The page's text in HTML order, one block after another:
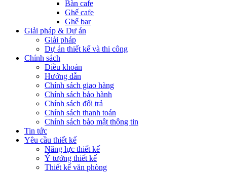
Bàn cafe
Ghế cafe
Ghế bar
Giải pháp & Dự án
Giải pháp
Dự án thiết kế và thi công
Chính sách
Điều khoản
Hướng dẫn
Chính sách giao hàng
Chính sách bảo hành
Chính sách đổi trả
Chính sách thanh toán
Chính sách bảo mật thông tin
Tin tức
Yêu cầu thiết kế
Năng lực thiết kế
Ý tưởng thiết kế
Thiết kế văn phòng